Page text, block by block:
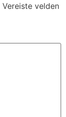
Vereiste velden